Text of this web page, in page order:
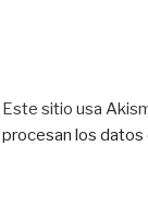
Este sitio usa
procesan los